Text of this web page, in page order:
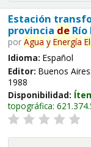
Estación
provincia deRío
por Agua y Energía
Idioma: Español
Editor: Buenos Aires:
1988
Disponibilidad:
topográfica: